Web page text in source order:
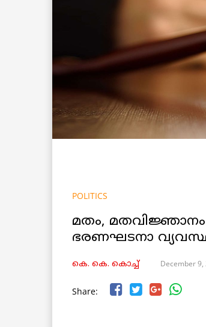
POLITICS
മതം,
ഭരണഘടനാ
കെ. കെ. കൊച്ച് December 9,
Share: